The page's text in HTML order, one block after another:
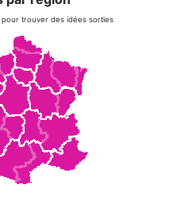
trouver des idées sorties